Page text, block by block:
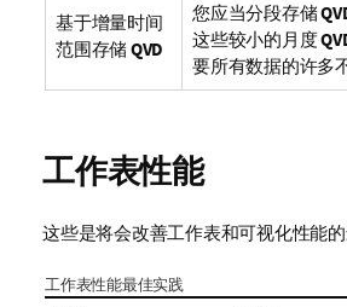
基于增量时间
范围存储QVD
您应当分段存储
这些较小的月度
要所有数据的许多
工作表性能
这些是将会改善工作表和可视化性能的
工作表性能最佳实践